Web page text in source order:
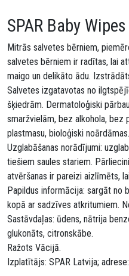
SPAR Baby
Mitrās salvetes bērniem,
salvetes bērniem ir radītas, lai
maigo un delikāto ādu.
Salvetes izgatavotas no
šķiedrām. Dermatoloģiski
smaržvielām, bez alkohola, bez
plastmasu, bioloģiski noārdāmas.
Uzglabāšanas norādījumi:
tiešiem saules stariem.
atvēršanas ir pareizi aizlīmēts,
Papildus informācija: sargāt
kopā ar sadzīves atkritumiem.
Sastāvdaļas: ūdens, nātrija
glukonāts, citronskābe.
Ražots Vācijā.
Izplatītājs: SPAR Latvija;